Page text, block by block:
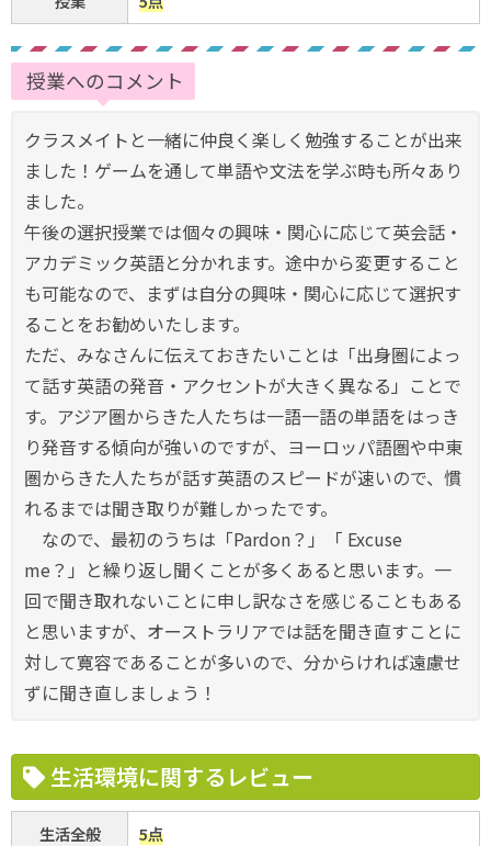
授業へのコメント
クラスメイトと一緒に仲良く楽しく勉強することが出来
ました！ゲームを通して単語や文法を学ぶ時も所々あり
ました。
午後の選択授業では個々の興味・関心に応じて英会話・
アカデミック英語と分かれます。途中から変更すること
も可能なので、まずは自分の興味・関心に応じて選択す
ることをお勧めいたします。
ただ、みなさんに伝えておきたいことは「出身圏によっ
て話す英語の発音・アクセントが大きく異なる」ことで
す。アジア圏からきた人たちは一語一語の単語をはっき
り発音する傾向が強いのですが、ヨーロッパ語圏や中東
圏からきた人たちが話す英語のスピードが速いので、慣
れるまでは聞き取りが難しかったです。
なので、最初のうちは「Pardon？」「 Excuse
me？」と繰り返し聞くことが多くあると思います。一
回で聞き取れないことに申し訳なさを感じることもある
と思いますが、オーストラリアでは話を聞き直すことに
対して寛容であることが多いので、分からければ遠慮せ
ずに聞き直しましょう！
生活環境に関するレビュー
生活全般
5点